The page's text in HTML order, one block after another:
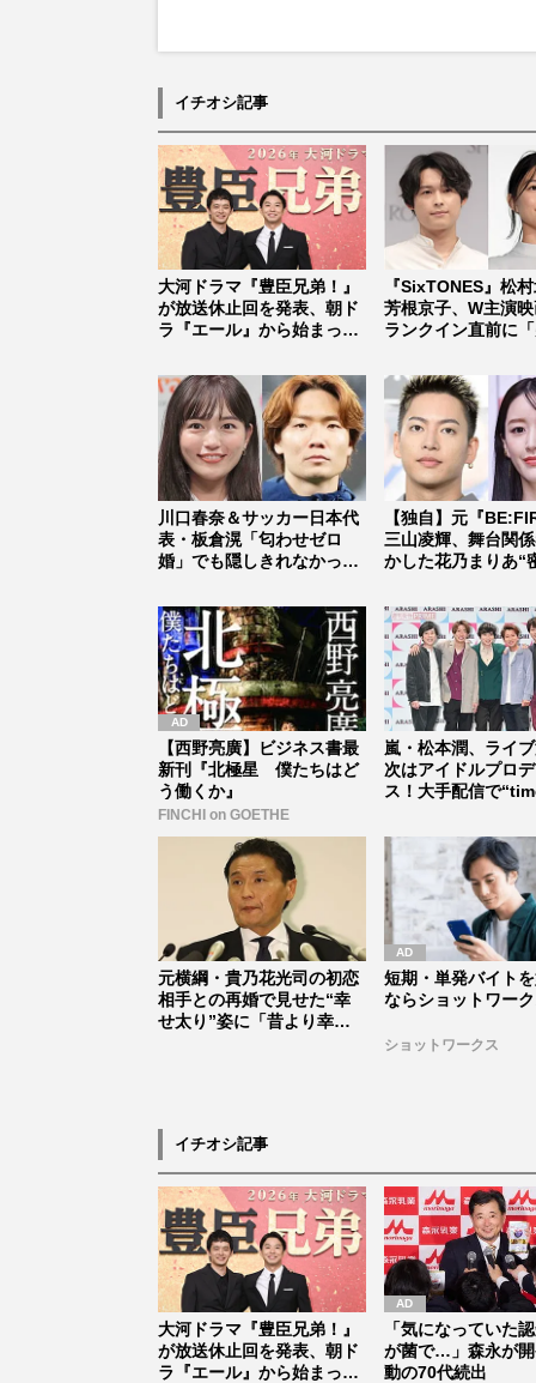
イチオシ記事
大河ドラマ『豊臣兄弟！』
が放送休止回を発表、朝ド
ラ『エール』から始まった
『SixTONES』松
芳根京子、W主演
ランクイン直前に
川口春奈＆サッカー日本代
表・板倉滉「匂わせゼロ
婚」でも隠しきれなかった
【独自】元『
三山凌輝、舞台関
かした花乃まりあ“
【西野亮廣】ビジネス書最
新刊『北極星 僕たちはど
う働くか』
FINCHI on GOETHE
嵐・松本潤、ライ
次はアイドルプロ
ス！大手配信で
元横綱・貴乃花光司の初恋
相手との再婚で見せた“幸
せ太り”姿に「昔より幸せ
短期・単発バイト
ならショットワー
ショットワークス
イチオシ記事
大河ドラマ『豊臣兄弟！』
が放送休止回を発表、朝ド
ラ『エール』から始まった
「気になっていた
が菌で…」森永が
動の70代続出